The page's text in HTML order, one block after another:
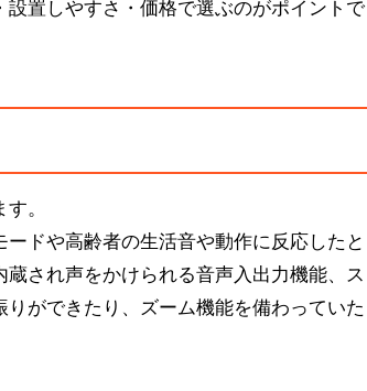
置しやすさ・価格で選ぶのがポイントで
。
ドや高齢者の生活音や動作に反応したと
され声をかけられる音声入出力機能、ス
ができたり、ズーム機能を備わっていた